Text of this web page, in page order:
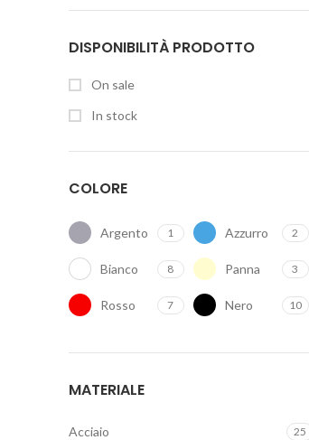
DISPONIBILITÀ PRODOTTO
On sale
In stock
COLORE
Argento 1 Azzurro 2
Bianco 8 Panna 3
Rosso 7 Nero 10
MATERIALE
Acciaio 25